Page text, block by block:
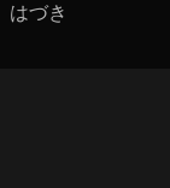
はづき